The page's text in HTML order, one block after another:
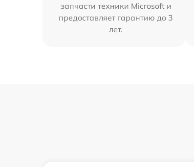
запчасти техники Microsoft и
предоставляет гарантию до 3
лет.